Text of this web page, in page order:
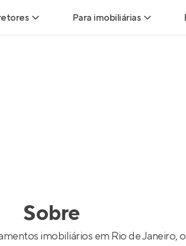
imóveis
Para imobiliárias
Sobre
imobiliários em Rio de Janeiro,